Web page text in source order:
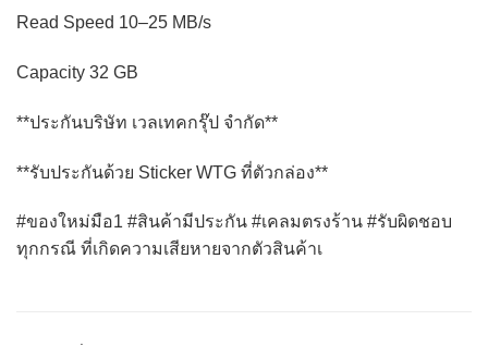
Read Speed 10–25 MB/s
Capacity 32 GB
**ประกันบริษัท เวลเทคกรุ๊ป จำกัด**
**รับประกันด้วย Sticker WTG ที่ตัวกล่อง**
#ของใหม่มือ1 #สินค้ามีประกัน #เคลมตรงร้าน #รับผิดชอบ
ทุกกรณี ที่เกิดความเสียหายจากตัวสินค้าเ